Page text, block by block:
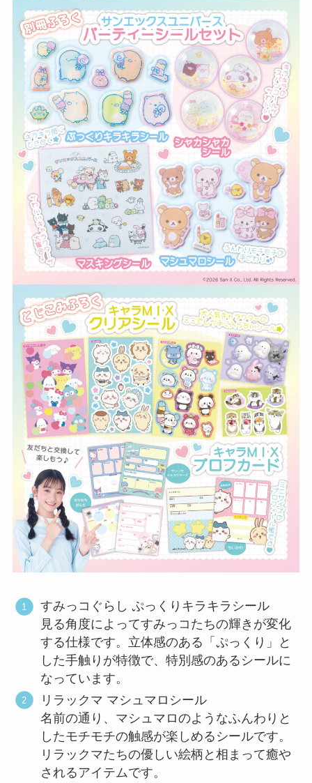
すみっコぐらし ぷっくりキラキラシール
見る角度によってすみっコたちの輝きが変化
する仕様です。立体感のある「ぷっくり」と
した手触りが特徴で、特別感のあるシールに
なっています。
リラックマ マシュマロシール
名前の通り、マシュマロのようなふんわりと
したモチモチの触感が楽しめるシールです。
リラックマたちの優しい絵柄と相まって癒や
されるアイテムです。